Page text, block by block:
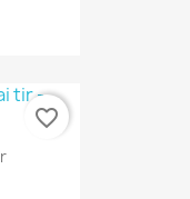
favorite_border